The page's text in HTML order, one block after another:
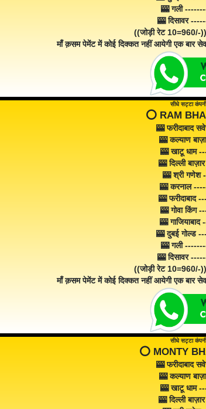
🎰 गली
🎰 दिसावर
((जोड़ी रेट
माँ क़सम पेमेंट में कोई दिक्कत नहीं आयेगी एक बार
सीधे सट्टा
⭕️ RAM
🎰 फरीदाबाद
🎰 कल्याण
🎰 खाटू धाम
🎰 दिल्ली
🎰 श्री गणेश
🎰 करनाल
🎰 फरीदाबाद
🎰 गोवा किंग
🎰
🎰 दुबई गोल्ड
🎰 गली
🎰 दिसावर
((जोड़ी रेट
माँ क़सम पेमेंट में कोई दिक्कत नहीं आयेगी एक बार
सीधे सट्टा
⭕️ MONTY
🎰 फरीदाबाद
🎰 कल्याण
🎰 खाटू धाम
🎰 दिल्ली